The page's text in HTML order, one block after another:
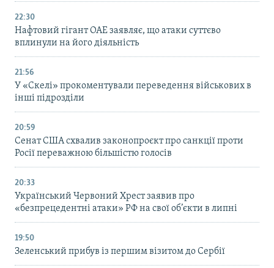
22:30
Нафтовий гігант ОАЕ заявляє, що атаки суттєво
вплинули на його діяльність
21:56
У «Скелі» прокоментували переведення військових в
інші підрозділи
20:59
Cенат США схвалив законопроєкт про санкції проти
Росії переважною більшістю голосів
20:33
Український Червоний Хрест заявив про
«безпрецедентні атаки» РФ на свої об’єкти в липні
19:50
Зеленський прибув із першим візитом до Сербії